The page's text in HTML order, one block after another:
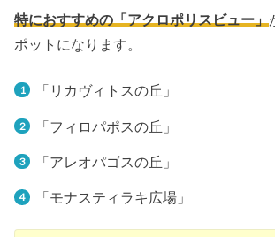
特におすすめの「アクロポリスビュー」
ポットになります。
「リカヴィトスの丘」
「フィロパポスの丘」
「アレオパゴスの丘」
「モナスティラキ広場」